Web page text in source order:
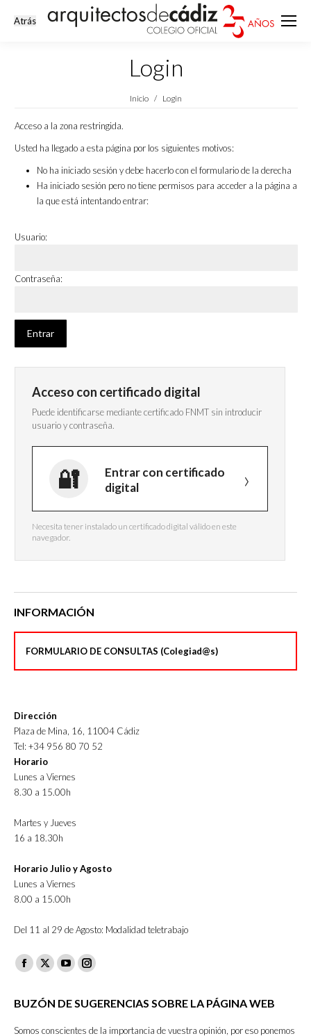
Login
Estás aquí:
Inicio Login
Acceso a la zona restringida.
Usted ha llegado a esta página por los siguientes motivos:
No ha iniciado sesión y debe hacerlo con el formulario de la derecha
Ha iniciado sesión pero no tiene permisos para acceder a la página a
la que está intentando entrar:
Usuario:
Contraseña:
Acceso con certificado digital
Puede identificarse mediante certificado FNMT sin introducir
usuario y contraseña.
Entrar con certificado
digital
Necesita tener instalado un certificado digital válido en este
navegador.
INFORMACIÓN
FORMULARIO DE CONSULTAS (Colegiad@s)
Dirección
Plaza de Mina, 16, 11004 Cádiz
Tel: +34 956 80 70 52
Horario
Lunes a Viernes
8.30 a 15.00h
Martes y Jueves
16 a 18.30h
Horario Julio y Agosto
Lunes a Viernes
8.00 a 15.00h
Del 11 al 29 de Agosto: Modalidad teletrabajo
Facebook
opens
X
opens
YouTube
opens
Instagram
opens
in
BUZÓN DE SUGERENCIAS SOBRE LA PÁGINA WEB
Somos conscientes de la importancia de vuestra opinión, por eso ponemos